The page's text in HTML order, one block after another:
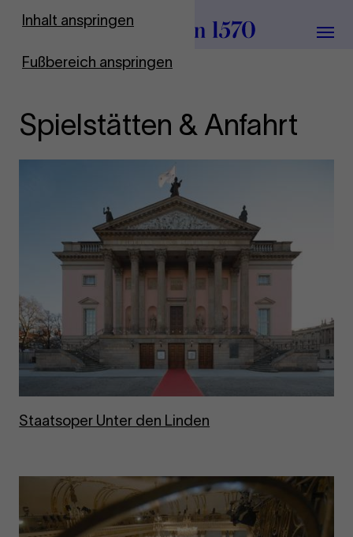
Inhalt anspringen
Fußbereich anspringen
Zur Startseite
Menü
Spielstätten & Anfahrt
Staats­oper Unter den Lin­den